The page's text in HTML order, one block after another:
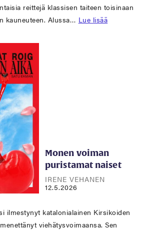
reittejä klassisen taiteen toisinaan
kauneuteen. Alussa… Lue lisää
Monen voiman
puristamat naiset
IRENE VEHANEN
12.5.2026
ilmestynyt katalonialainen Kirsikoiden
viehätysvoimaansa. Sen